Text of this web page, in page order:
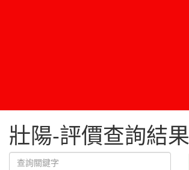
壯陽-評價查詢結果